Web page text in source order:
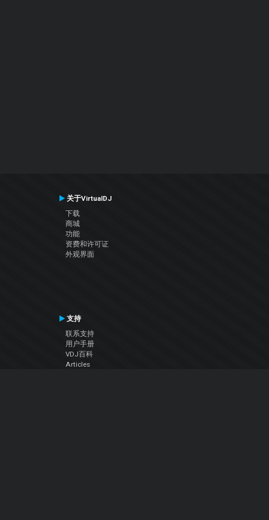
关于VirtualDJ
下载
商城
功能
资费和许可证
外观界面
支持
联系支持
用户手册
VDJ百科
Articles